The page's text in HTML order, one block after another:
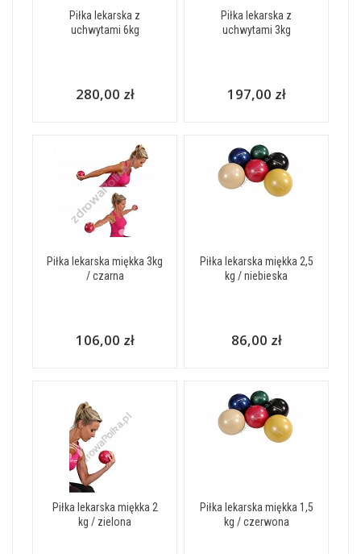
Piłka lekarska z
uchwytami 6kg
280,00 zł
Piłka lekarska z
uchwytami 3kg
197,00 zł
Piłka lekarska miękka 3kg
/ czarna
106,00 zł
Piłka lekarska miękka 2,5
kg / niebieska
86,00 zł
Piłka lekarska miękka 2
kg / zielona
Piłka lekarska miękka 1,5
kg / czerwona